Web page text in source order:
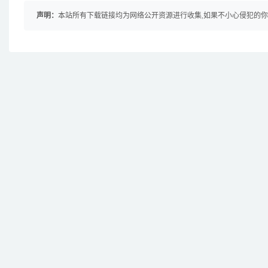
声明： 本站所有下载链接均为网络公开资源进行收集,如果不小心侵犯的